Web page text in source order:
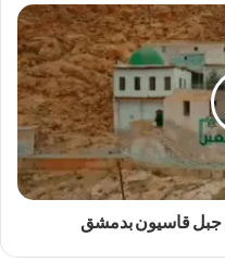
جبل قاسيون بدمشق